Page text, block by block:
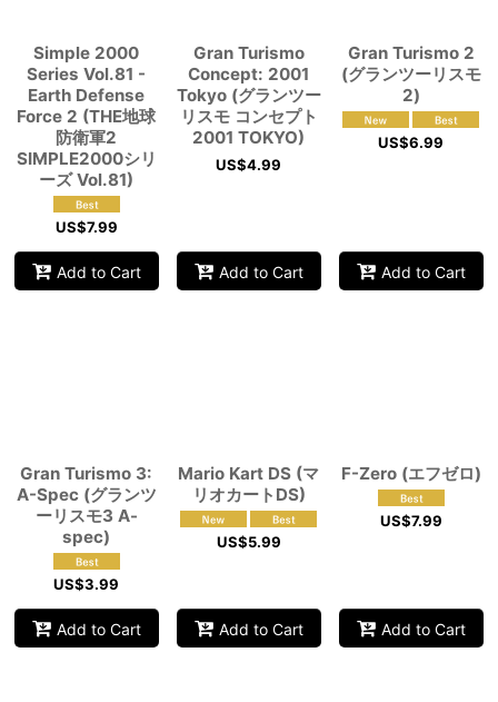
Simple 2000
Series Vol.81 -
Earth Defense
Force 2 (THE地球
防衛軍2
SIMPLE2000シリ
ーズ Vol.81)
US$7.99
Add to Cart
Gran Turismo
Concept: 2001
Tokyo (グランツー
リスモ コンセプト
2001 TOKYO)
US$4.99
Add to Cart
Gran Turismo 2
(グランツーリスモ
2)
US$6.99
Add to Cart
Gran Turismo 3:
A-Spec (グランツ
ーリスモ3 A-
spec)
US$3.99
Add to Cart
Mario Kart DS (マ
リオカートDS)
US$5.99
Add to Cart
F-Zero (エフゼロ)
US$7.99
Add to Cart